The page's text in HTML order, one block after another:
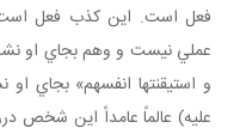
فعل است. اين کذب فعل
عملي نيست و وهم بجاي او
و استيقنتها انفسهم» بجاي او
عليه) عالماً عامداً اين شخص